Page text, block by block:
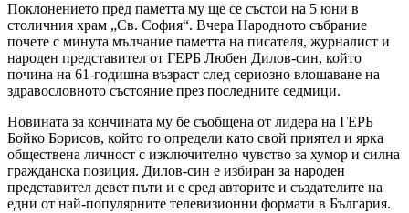
Поклонението пред паметта му ще се състои на 5 юни в
столичния храм „Св. София“. Вчера Народното събрание
почете с минута мълчание паметта на писателя, журналист и
народен представител от ГЕРБ Любен Дилов-син, който
почина на 61-годишна възраст след сериозно влошаване на
здравословното състояние през последните седмици.
Новината за кончината му бе съобщена от лидера на ГЕРБ
Бойко Борисов, който го определи като свой приятел и ярка
обществена личност с изключително чувство за хумор и силна
гражданска позиция. Дилов-син е избиран за народен
представител девет пъти и е сред авторите и създателите на
едни от най-популярните телевизионни формати в България.